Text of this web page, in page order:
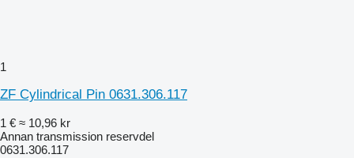
1
ZF Cylindrical Pin 0631.306.117
1 € ≈ 10,96 kr
Annan transmission reservdel
0631.306.117